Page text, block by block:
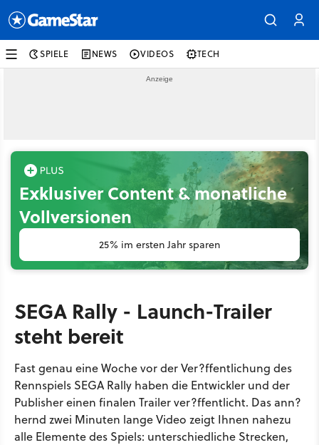
SPIELE NEWS VIDEOS TECH
Exklusiver Content & monatliche
Vollversionen
25% im ersten Jahr sparen
SEGA Rally - Launch-Trailer
steht bereit
Fast genau eine Woche vor der Ver?ffentlichung des
Rennspiels SEGA Rally haben die Entwickler und der
Publisher einen finalen Trailer ver?ffentlicht. Das ann?
hernd zwei Minuten lange Video zeigt Ihnen nahezu
alle Elemente des Spiels: unterschiedliche Strecken,